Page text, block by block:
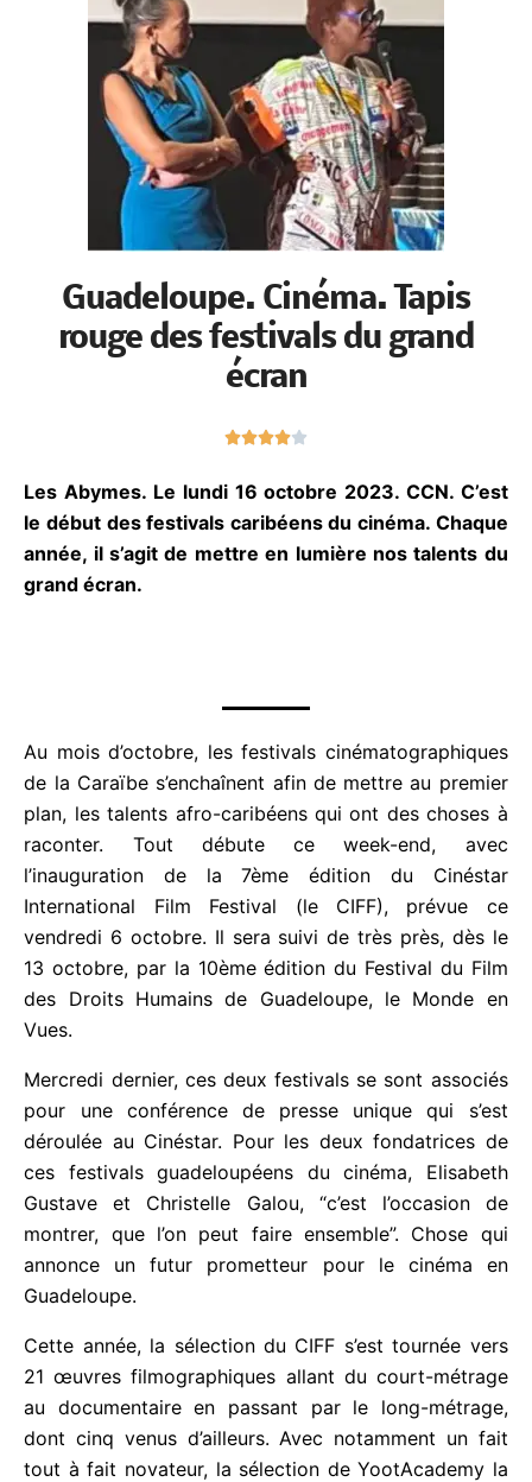
Guadeloupe. Cinéma. Tapis
rouge des festivals du grand
écran
N
t
s
Les Abymes. Le lundi 16 octobre 2023. CCN.
C’est le début des festivals caribéens du cinéma.
Chaque année, il s’agit de mettre en lumière nos
talents du grand écran.
Au mois d’octobre, les festivals
cinématographiques de la Caraïbe s’enchaînent afin
de mettre au premier plan, les talents afro-
caribéens qui ont des choses à raconter. Tout
débute ce week-end, avec l’inauguration de la
7ème édition du Cinéstar International Film Festival
(le CIFF), prévue ce vendredi 6 octobre. Il sera suivi
de très près, dès le 13 octobre, par la 10ème
édition du Festival du Film des Droits Humains de
Guadeloupe, le Monde en Vues.
Mercredi dernier, ces deux festivals se sont
associés pour une conférence de presse unique qui
s’est déroulée au Cinéstar. Pour les deux
fondatrices de ces festivals guadeloupéens du
cinéma, Elisabeth Gustave et Christelle Galou,
“c’est l’occasion de montrer, que l’on peut faire
ensemble”. Chose qui annonce un futur prometteur
pour le cinéma en Guadeloupe.
Cette année, la sélection du CIFF s’est tournée vers
21 œuvres filmographiques allant du court-métrage
au documentaire en passant par le long-métrage,
dont cinq venus d’ailleurs. Avec notamment un fait
tout à fait novateur, la sélection de YootAcademy